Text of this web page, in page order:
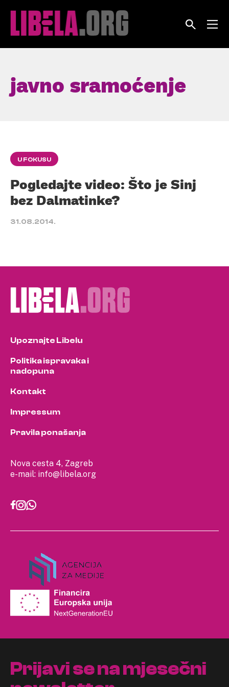
javno sramoćenje
U FOKUSU
Pogledajte video: Što je Sinj
bez Dalmatinke?
31.08.2014.
Nova cesta 4, Zagreb
e-mail: info@libela.org
Upoznajte Libelu
Politika ispravaka i
nadopuna
Kontakt
Impressum
Pravila ponašanja
Prijavi se na mjesečni